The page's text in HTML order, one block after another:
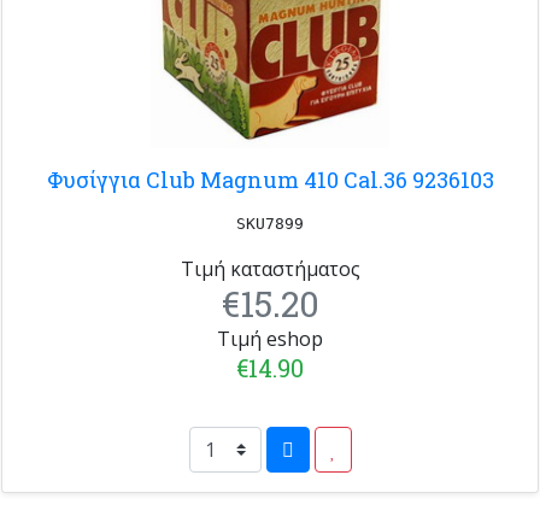
Φυσίγγια Club Magnum 410 Cal.36 9236103
SKU7899
Τιμή καταστήματος
€15.20
Τιμή eshop
€14.90